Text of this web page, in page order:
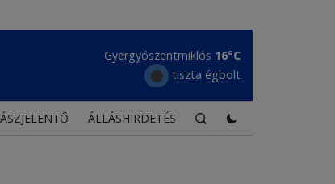
Gyergyószentmiklós 16°C
tiszta égbolt
ÁLLÁSHIRDETÉS